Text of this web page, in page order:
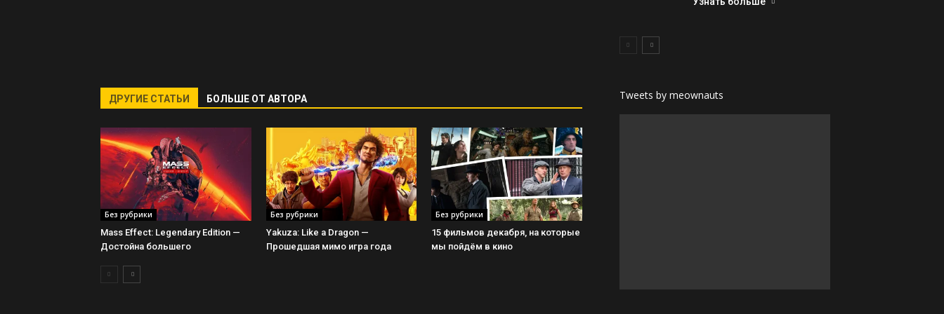
ДРУГИЕ СТАТЬИ БОЛЬШЕ ОТ АВТОРА
Без рубрики
Mass Effect: Legendary Edition —
Достойна большего
Без рубрики
Yakuza: Like a Dragon —
Прошедшая мимо игра года
Без рубрики
15 фильмов декабря, на которые
мы пойдём в кино
Tweets by meownauts